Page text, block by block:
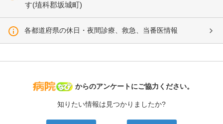
す(埴科郡坂城町)
各都道府県の休日・夜間診療、救急、当番医情報
病院なび
からのアンケートにご協力ください。
知りたい情報は見つかりましたか?